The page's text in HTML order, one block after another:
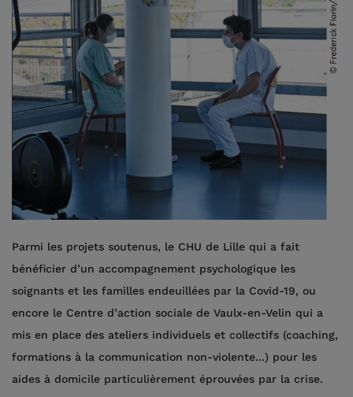
Parmi les projets soutenus, le CHU de Lille qui a fait
bénéficier d’un accompagnement psychologique les
soignants et les familles endeuillées par la Covid-19, ou
encore le Centre d’action sociale de Vaulx-en-Velin qui a
mis en place des ateliers individuels et collectifs (coaching,
formations à la communication non-violente...) pour les
aides à domicile particulièrement éprouvées par la crise.